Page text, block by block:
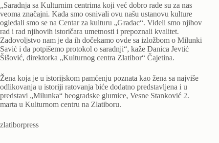
„Saradnja sa Kulturnim centrima koji već dobro rade su za nas
veoma značajni. Kada smo osnivali ovu našu ustanovu kulture
ogledali smo se na Centar za kulturu „Gradac“. Videli smo njihov
rad i rad njihovih istoričara umetnosti i prepoznali kvalitet.
Zadovoljstvo nam je da ih dočekamo ovde sa izložbom o Milunki
Savić i da potpišemo protokol o saradnji“, kaže Danica Jevtić
Šišović, direktorka „Kulturnog centra Zlatibor“ Čajetina.
Žena koja je u istorijskom pamćenju poznata kao žena sa najviše
odlikovanja u istoriji ratovanja biće dodatno predstavljena i u
predstavi „Milunka“ beogradske glumice, Vesne Stanković 2.
marta u Kulturnom centru na Zlatiboru.
zlatiborpress